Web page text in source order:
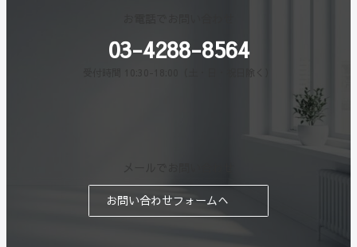
03-4288-8564
受付時間 10:30-18:00（土・日・祝日除く）
お問い合わせフォームへ